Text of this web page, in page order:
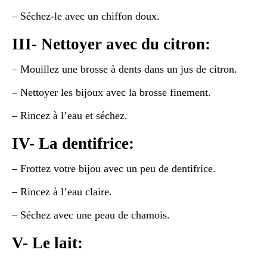
– Séchez-le avec un chiffon doux.
III- Nettoyer avec du citron:
– Mouillez une brosse à dents dans un jus de citron.
– Nettoyer les bijoux avec la brosse finement.
– Rincez à l’eau et séchez.
IV- La dentifrice:
– Frottez votre bijou avec un peu de dentifrice.
– Rincez à l’eau claire.
– Séchez avec une peau de chamois.
V- Le lait: